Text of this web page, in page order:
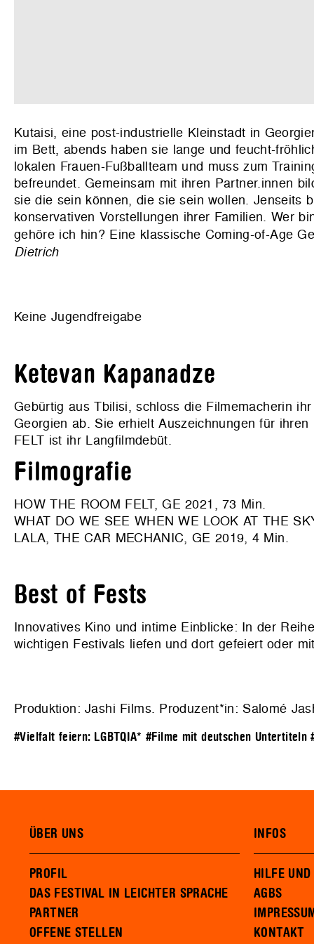
Kutaisi, eine post-industrielle Kleinstadt in
im Bett, abends haben sie lange und feucht-
lokalen Frauen-Fußballteam und muss zum
befreundet. Gemeinsam mit ihren Partner.innen
sie die sein können, die sie sein wollen. Jenseits
konservativen Vorstellungen ihrer Familien. Wer
gehöre ich hin? Eine klassische Coming-of-Age
Dietrich
Keine Jugendfreigabe
Ketevan Kapanadze
Gebürtig aus Tbilisi, schloss die Filmemacherin
Georgien ab. Sie erhielt Auszeichnungen für
FELT ist ihr Langfilmdebüt.
Filmografie
HOW THE ROOM FELT, GE 2021, 73 Min.
WHAT DO WE SEE WHEN WE LOOK AT THE
LALA, THE CAR MECHANIC, GE 2019, 4 Min.
Best of Fests
Innovatives Kino und intime Einblicke: In der
wichtigen Festivals liefen und dort gefeiert oder
Produktion: Jashi Films. Produzent*in: Salomé
#Vielfalt feiern: LGBTQIA* #Filme mit deutschen Untertiteln
ÜBER UNS
PROFIL
DAS FESTIVAL IN LEICHTER SPRACHE
PARTNER
OFFENE STELLEN
INFOS
HILFE UND
AGBS
KONTAKT